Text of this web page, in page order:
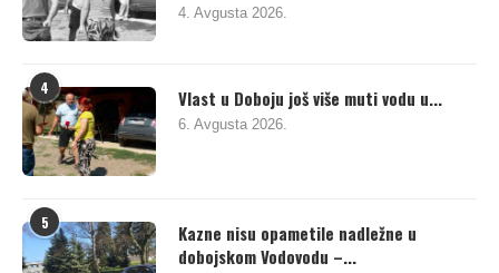
4. Avgusta 2026.
4 Vlast u Doboju još više muti vodu u...
6. Avgusta 2026.
5
Kazne nisu opametile nadležne u
dobojskom Vodovodu –...